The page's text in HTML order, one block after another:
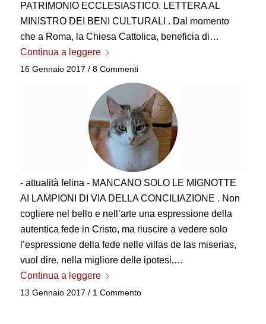
PATRIMONIO ECCLESIASTICO. LETTERA AL
MINISTRO DEI BENI CULTURALI . Dal momento
che a Roma, la Chiesa Cattolica, beneficia di…
Continua a leggere
16 Gennaio 2017 / 8 Commenti
- attualità felina - MANCANO SOLO LE MIGNOTTE
AI LAMPIONI DI VIA DELLA CONCILIAZIONE . Non
cogliere nel bello e nell’arte una espressione della
autentica fede in Cristo, ma riuscire a vedere solo
l’espressione della fede nelle villas de las miserias,
vuol dire, nella migliore delle ipotesi,…
Continua a leggere
13 Gennaio 2017 / 1 Commento